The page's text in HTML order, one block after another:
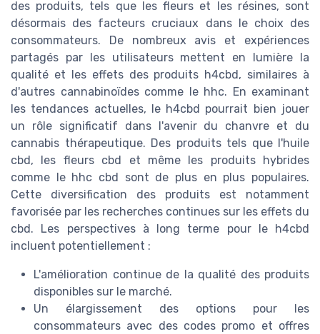
des produits, tels que les fleurs et les résines, sont
désormais des facteurs cruciaux dans le choix des
consommateurs. De nombreux avis et expériences
partagés par les utilisateurs mettent en lumière la
qualité et les effets des produits h4cbd, similaires à
d'autres cannabinoïdes comme le hhc. En examinant
les tendances actuelles, le h4cbd pourrait bien jouer
un rôle significatif dans l'avenir du chanvre et du
cannabis thérapeutique. Des produits tels que l'huile
cbd, les fleurs cbd et même les produits hybrides
comme le hhc cbd sont de plus en plus populaires.
Cette diversification des produits est notamment
favorisée par les recherches continues sur les effets du
cbd. Les perspectives à long terme pour le h4cbd
incluent potentiellement :
L'amélioration continue de la qualité des produits
disponibles sur le marché.
Un élargissement des options pour les
consommateurs avec des codes promo et offres